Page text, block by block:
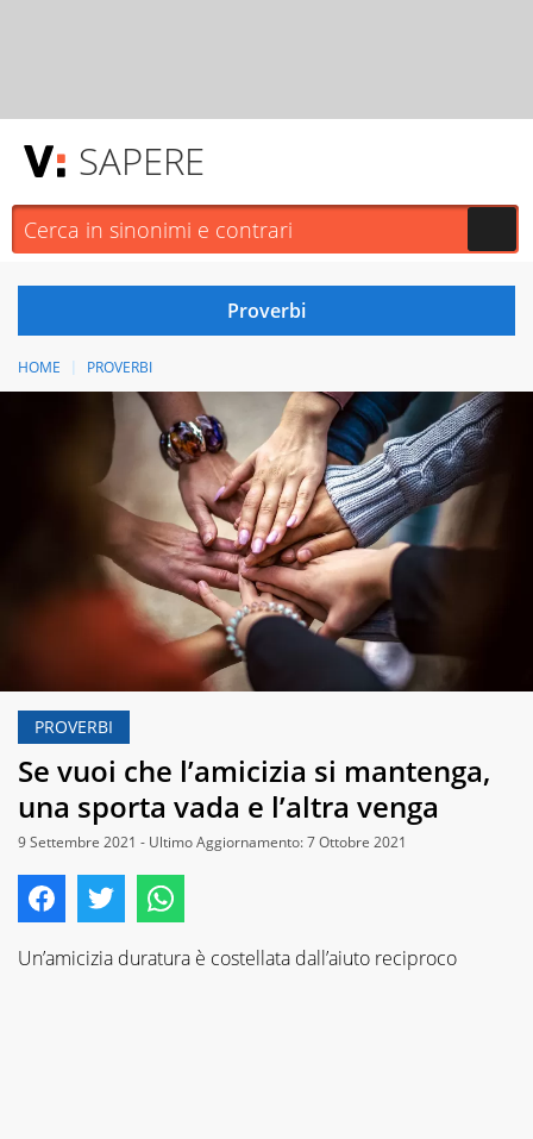
SAPERE
HOME PROVERBI
PROVERBI
Se vuoi che l’amicizia si mantenga,
una sporta vada e l’altra venga
9 Settembre 2021 - Ultimo Aggiornamento: 7 Ottobre 2021
Un’amicizia duratura è costellata dall’aiuto reciproco